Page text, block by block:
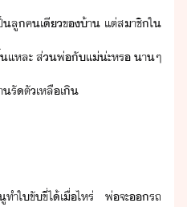
ลู​คเี​ข​้า​ ​แต่​สาชิ​ใ​
แหละ​ ​ส่​พ่​ั​แ่​่ะ​หร​ ​าๆ​
รัตั​เหลืเิ
ทำ​ใขัขี่​ไ้​เื่ไหร่​ ​พ่​จะ​รถ​